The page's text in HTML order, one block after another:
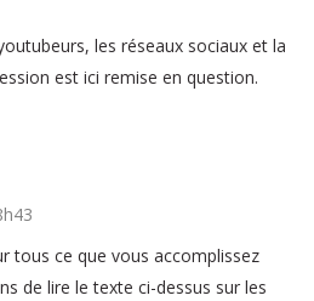
les réseaux sociaux et la
est ici remise en question.
tous ce que vous accomplissez
de lire le texte ci-dessus sur les